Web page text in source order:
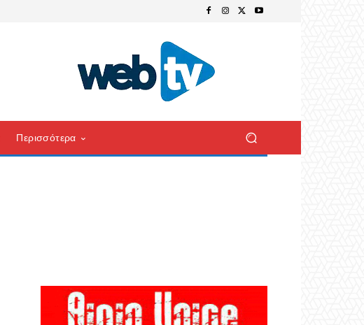
Περισσότερα